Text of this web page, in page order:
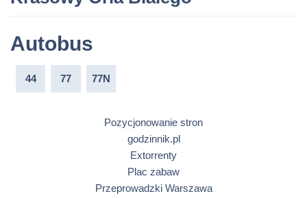
Autobus
44 77 77N
Pozycjonowanie stron
godzinnik.pl
Extorrenty
Plac zabaw
Przeprowadzki Warszawa